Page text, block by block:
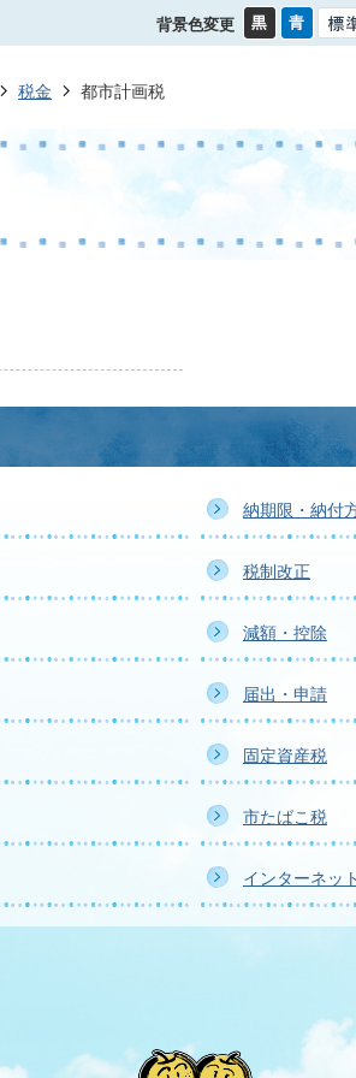
背景色変更
税金 都市計画税
納期限・納付
税制改正
減額・控除
届出・申請
固定資産税
市たばこ税
インターネッ